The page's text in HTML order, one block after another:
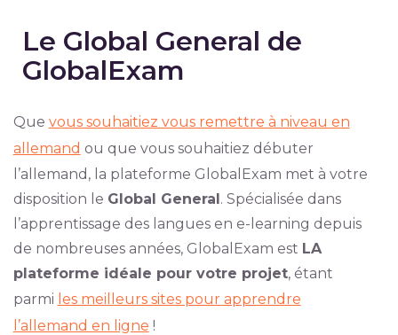
Le Global General de
GlobalExam
Que vous souhaitiez vous remettre à niveau en
allemand ou que vous souhaitiez débuter
l’allemand, la plateforme GlobalExam met à votre
disposition le Global General. Spécialisée dans
l’apprentissage des langues en e-learning depuis
de nombreuses années, GlobalExam est LA
plateforme idéale pour votre projet, étant
parmi les meilleurs sites pour apprendre
l’allemand en ligne !